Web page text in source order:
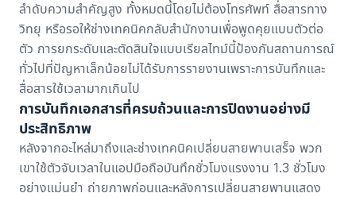
ลำดับความสำคัญสูง ทั้งหมดนี้โดยไม่ต้องโทรศัพท์ สื่อสารทาง
วิทยุ หรือรอให้ช่างเทคนิคกลับสำนักงานเพื่อพูดคุยแบบตัวต่อ
ตัว การยกระดับและตัดสินใจแบบเรียลไทม์นี้ป้องกันสถานการณ์
ทั่วไปที่ปัญหาเล็กน้อยไม่ได้รับการรายงานเพราะการบันทึกและ
สื่อสารใช้เวลามากเกินไป
การบันทึกเอกสารที่ครบถ้วนและการปิดงานอย่างมี
ประสิทธิภาพ
หลังจากอะไหล่มาถึงและช่างเทคนิคเปลี่ยนสายพานเสร็จ พวก
เขาใช้ตัวจับเวลาในแอปมือถือบันทึกชั่วโมงแรงงาน 1.3 ชั่วโมง
อย่างแม่นยำ ถ่ายภาพก่อนและหลังการเปลี่ยนสายพานแสดง